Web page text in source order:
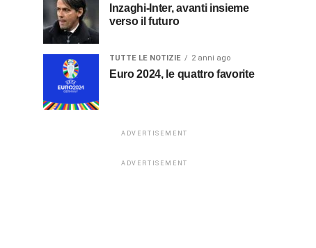
Inzaghi-Inter, avanti insieme
verso il futuro
TUTTE LE NOTIZIE 2 anni ago
Euro 2024, le quattro favorite
ADVERTISEMENT
ADVERTISEMENT